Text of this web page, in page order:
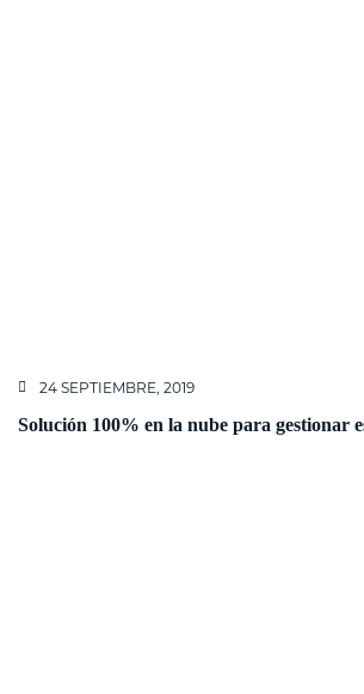
24 SEPTIEMBRE, 2019
Solución 100% en la nube para gestionar